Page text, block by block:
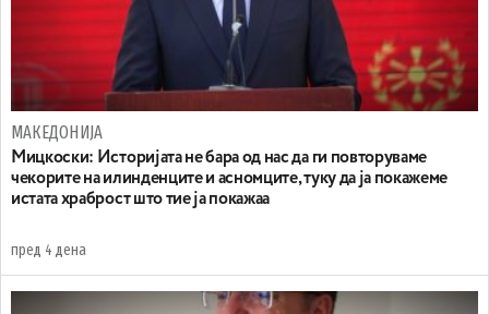
МАКЕДОНИЈА
Мицкоски: Историјата не бара од нас да ги повторуваме
чекорите на илинденците и асномците, туку да ја покажеме
истата храброст што тие ја покажаа
пред 4 дена